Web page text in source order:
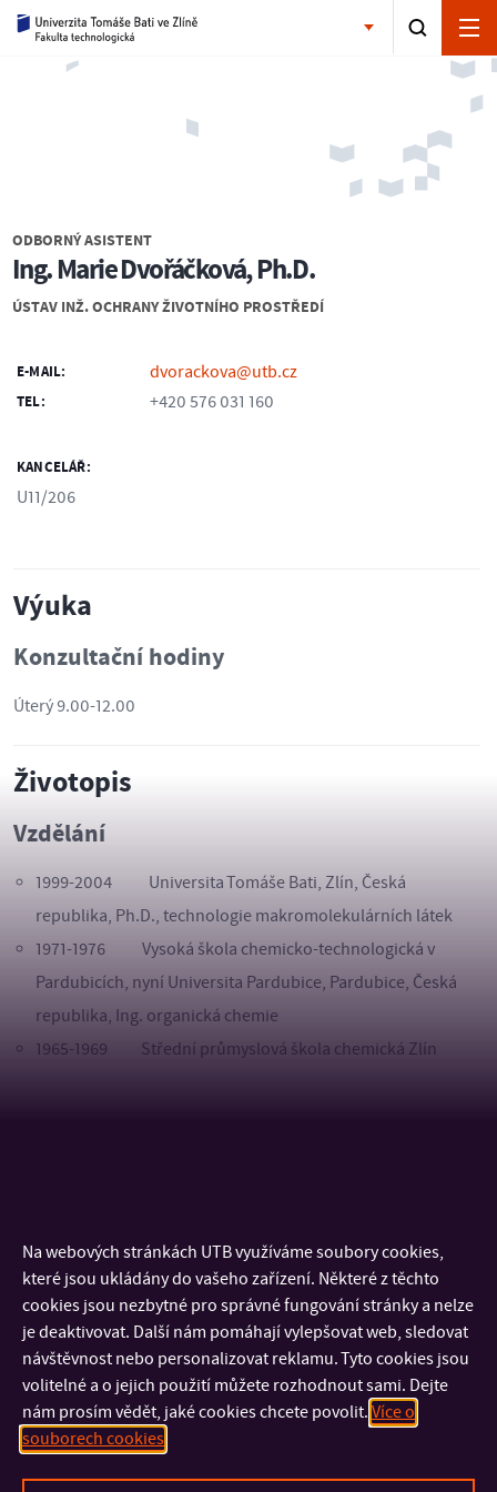
ODBORNÝ ASISTENT
Ing. Marie Dvořáčková, Ph.D.
ÚSTAV INŽ. OCHRANY ŽIVOTNÍHO PROSTŘEDÍ
E-MAIL: dvorackova@utb.cz
TEL: +420 576 031 160
KANCELÁŘ:
U11/206
Výuka
Konzultační hodiny
Úterý 9.00-12.00
Životopis
Vzdělání
1999-2004 Universita Tomáše Bati, Zlín, Česká
republika, Ph.D., technologie makromolekulárních látek
1971-1976 Vysoká škola chemicko-technologická v
Pardubicích, nyní Universita Pardubice, Pardubice, Česká
republika, Ing. organická chemie
1965-1969 Střední průmyslová škola chemická Zlín
vědeckého oddělení děkanátu, pedagogicko-vědecký
pracovník
1998 – dosud: Odborný asistent Ústavu inženýrství ochrany
životního prostředí, Fakulta technologická, Universita
Tomáše Bati ve Zlíně.
KONTAKT
Na webových stránkách UTB využíváme soubory cookies,
které jsou ukládány do vašeho zařízení. Některé z těchto
cookies jsou nezbytné pro správné fungování stránky a nelze
je deaktivovat. Další nám pomáhají vylepšovat web, sledovat
návštěvnost nebo personalizovat reklamu. Tyto cookies jsou
volitelné a o jejich použití můžete rozhodnout sami. Dejte
nám prosím vědět, jaké cookies chcete povolit. Více o
souborech cookies